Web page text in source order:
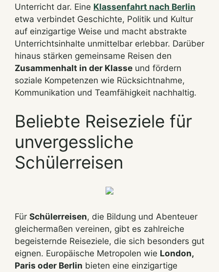
Unterricht dar. Eine Klassenfahrt nach Berlin
etwa verbindet Geschichte, Politik und Kultur
auf einzigartige Weise und macht abstrakte
Unterrichtsinhalte unmittelbar erlebbar. Darüber
hinaus stärken gemeinsame Reisen den
Zusammenhalt in der Klasse und fördern
soziale Kompetenzen wie Rücksichtnahme,
Kommunikation und Teamfähigkeit nachhaltig.
Beliebte Reiseziele für
unvergessliche
Schülerreisen
Für Schülerreisen, die Bildung und Abenteuer
gleichermaßen vereinen, gibt es zahlreiche
begeisternde Reiseziele, die sich besonders gut
eignen. Europäische Metropolen wie London,
Paris oder Berlin bieten eine einzigartige